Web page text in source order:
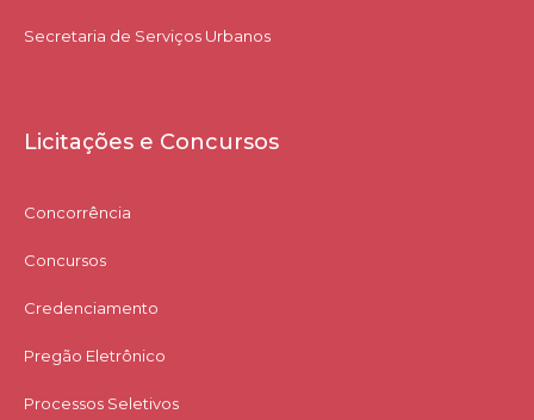
Secretaria de Serviços Urbanos
Licitações e Concursos
Concorrência
Concursos
Credenciamento
Pregão Eletrônico
Processos Seletivos